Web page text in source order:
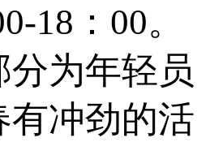
18：00。
为年轻员
有冲劲的活